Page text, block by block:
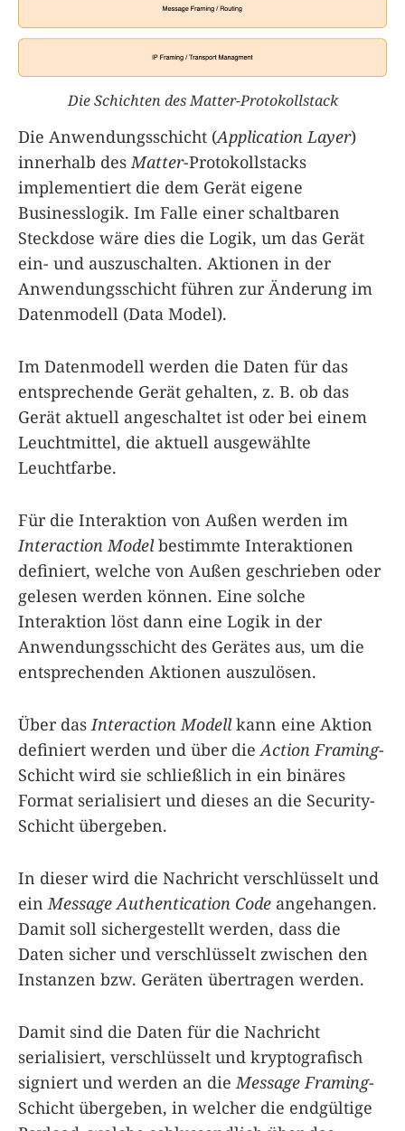
Die Schichten des Matter-Protokollstack
Die Anwendungsschicht (Application Layer)
innerhalb des Matter-Protokollstacks
implementiert die dem Gerät eigene
Businesslogik. Im Falle einer schaltbaren
Steckdose wäre dies die Logik, um das Gerät
ein- und auszuschalten. Aktionen in der
Anwendungsschicht führen zur Änderung im
Datenmodell (Data Model).
Im Datenmodell werden die Daten für das
entsprechende Gerät gehalten, z. B. ob das
Gerät aktuell angeschaltet ist oder bei einem
Leuchtmittel, die aktuell ausgewählte
Leuchtfarbe.
Für die Interaktion von Außen werden im
Interaction Modelbestimmte Interaktionen
definiert, welche von Außen geschrieben oder
gelesen werden können. Eine solche
Interaktion löst dann eine Logik in der
Anwendungsschicht des Gerätes aus, um die
entsprechenden Aktionen auszulösen.
Über das Interaction Modellkann eine Aktion
definiert werden und über die Action Framing-
Schicht wird sie schließlich in ein binäres
Format serialisiert und dieses an die Security-
Schicht übergeben.
In dieser wird die Nachricht verschlüsselt und
ein Message Authentication Code angehangen.
Damit soll sichergestellt werden, dass die
Daten sicher und verschlüsselt zwischen den
Instanzen bzw. Geräten übertragen werden.
Damit sind die Daten für die Nachricht
serialisiert, verschlüsselt und kryptografisch
signiert und werden an die Message Framing-
Schicht übergeben, in welcher die endgültige